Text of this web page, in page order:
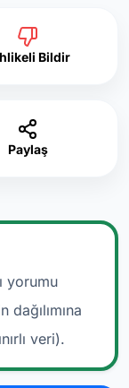
Bildir
Paylaş
yorumu
dağılımına
veri).